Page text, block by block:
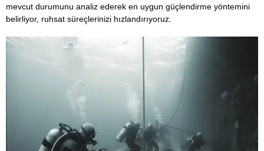
mevcut durumunu analiz ederek en uygun güçlendirme yöntemini
belirliyor, ruhsat süreçlerinizi hızlandırıyoruz.